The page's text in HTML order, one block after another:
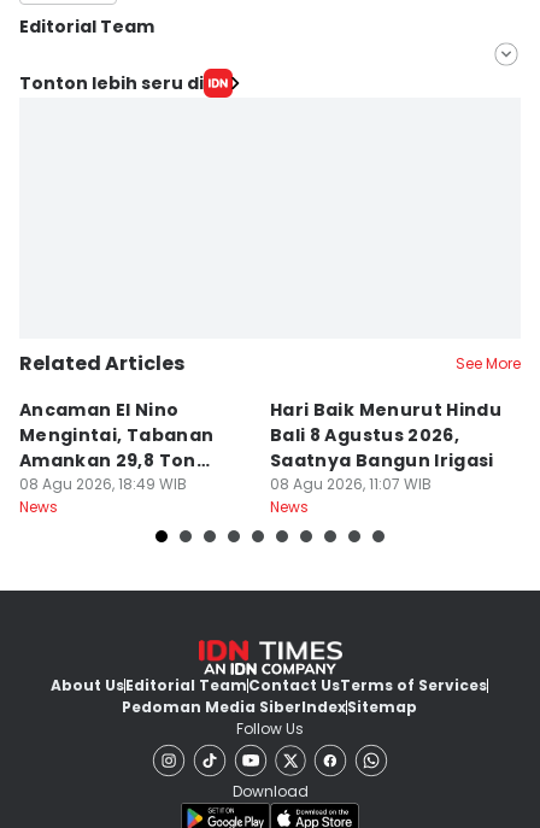
Editorial Team
Editor
Tonton lebih seru di
Related Articles See More
Ancaman El Nino
Mengintai, Tabanan
Amankan 29,8 Ton
Beras
08 Agu 2026, 18:49 WIB
News
Hari Baik Menurut Hindu
Bali 8 Agustus 2026,
Saatnya Bangun Irigasi
08 Agu 2026, 11:07 WIB
News
About UsEditorial TeamContact UsTerms of Services
Pedoman Media SiberIndexSitemap
Follow Us
Download